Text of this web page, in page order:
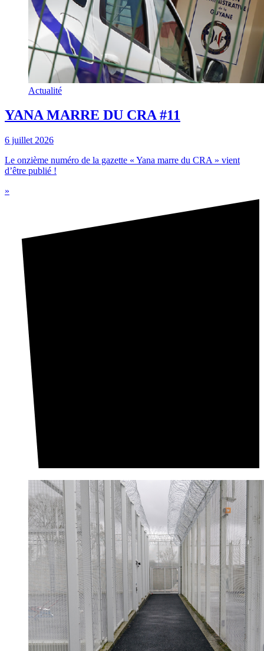
Actualité
YANA MARRE DU CRA #11
6 juillet 2026
Le onzième numéro de la gazette « Yana marre du CRA » vient
d’être publié !
»